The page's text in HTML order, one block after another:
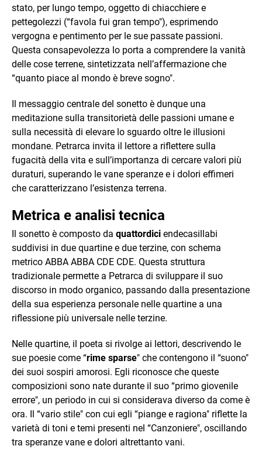
stato, per lungo tempo, oggetto di chiacchiere e
pettegolezzi (“favola fui gran tempo"), esprimendo
vergogna e pentimento per le sue passate passioni.
Questa consapevolezza lo porta a comprendere la vanità
delle cose terrene, sintetizzata nell’affermazione che
“quanto piace al mondo è breve sogno".
Il messaggio centrale del sonetto è dunque una
meditazione sulla transitorietà delle passioni umane e
sulla necessità di elevare lo sguardo oltre le illusioni
mondane. Petrarca invita il lettore a riflettere sulla
fugacità della vita e sull’importanza di cercare valori più
duraturi, superando le vane speranze e i dolori effimeri
che caratterizzano l’esistenza terrena.
Metrica e analisi tecnica
Il sonetto è composto da quattordici endecasillabi
suddivisi in due quartine e due terzine, con schema
metrico ABBA ABBA CDE CDE. Questa struttura
tradizionale permette a Petrarca di sviluppare il suo
discorso in modo organico, passando dalla presentazione
della sua esperienza personale nelle quartine a una
riflessione più universale nelle terzine.
Nelle quartine, il poeta si rivolge ai lettori, descrivendo le
sue poesie come “rime sparse" che contengono il “suono"
dei suoi sospiri amorosi. Egli riconosce che queste
composizioni sono nate durante il suo “primo giovenile
errore", un periodo in cui si considerava diverso da come è
ora. Il “vario stile" con cui egli “piange e ragiona" riflette la
varietà di toni e temi presenti nel “Canzoniere", oscillando
tra speranze vane e dolori altrettanto vani.